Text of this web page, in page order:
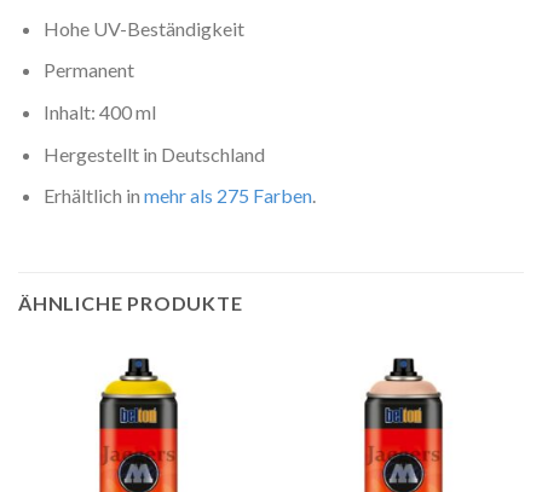
Hohe UV-Beständigkeit
Permanent
Inhalt: 400 ml
Hergestellt in Deutschland
Erhältlich in mehr als 275 Farben.
ÄHNLICHE PRODUKTE